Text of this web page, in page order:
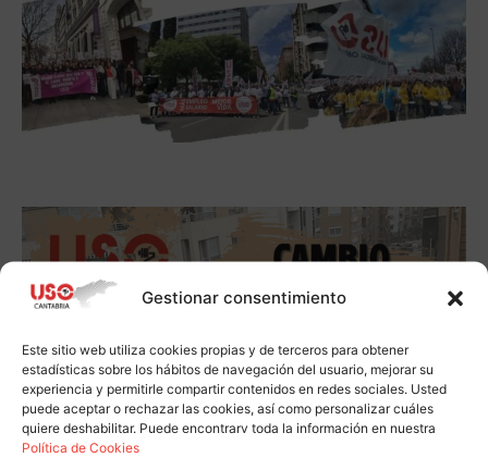
Gestionar consentimiento
Este sitio web utiliza cookies propias y de terceros para obtener
estadísticas sobre los hábitos de navegación del usuario, mejorar su
experiencia y permitirle compartir contenidos en redes sociales. Usted
puede aceptar o rechazar las cookies, así como personalizar cuáles
quiere deshabilitar. Puede encontrarv toda la información en nuestra
Política de Cookies